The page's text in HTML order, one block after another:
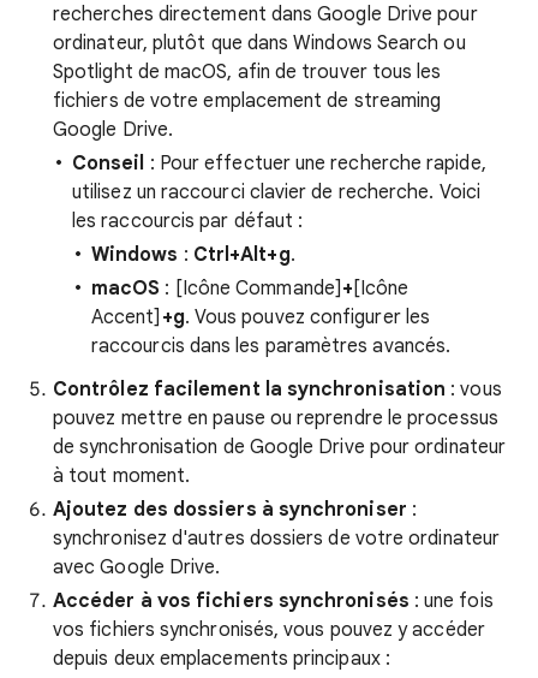
recherches directement dans Google Drive pour
ordinateur, plutôt que dans Windows Search ou
Spotlight de macOS, afin de trouver tous les
fichiers de votre emplacement de streaming
Google Drive.
Conseil : Pour effectuer une recherche rapide,
utilisez un raccourci clavier de recherche. Voici
les raccourcis par défaut :
Windows : Ctrl+Alt+g.
macOS : [Icône Commande] + [Icône
Accent] +g. Vous pouvez configurer les
raccourcis dans les paramètres avancés.
Contrôlez facilement la synchronisation : vous
pouvez mettre en pause ou reprendre le processus
de synchronisation de Google Drive pour ordinateur
à tout moment.
Ajoutez des dossiers à synchroniser :
synchronisez d'autres dossiers de votre ordinateur
avec Google Drive.
Accéder à vos fichiers synchronisés : une fois
vos fichiers synchronisés, vous pouvez y accéder
depuis deux emplacements principaux :